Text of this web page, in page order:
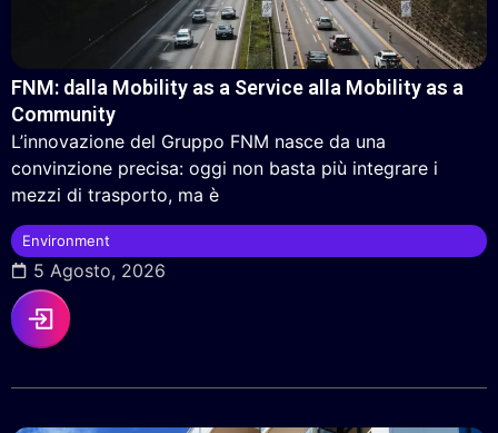
FNM: dalla Mobility as a Service alla Mobility as a
Community
L’innovazione del Gruppo FNM nasce da una
convinzione precisa: oggi non basta più integrare i
mezzi di trasporto, ma è
Environment
5 Agosto, 2026